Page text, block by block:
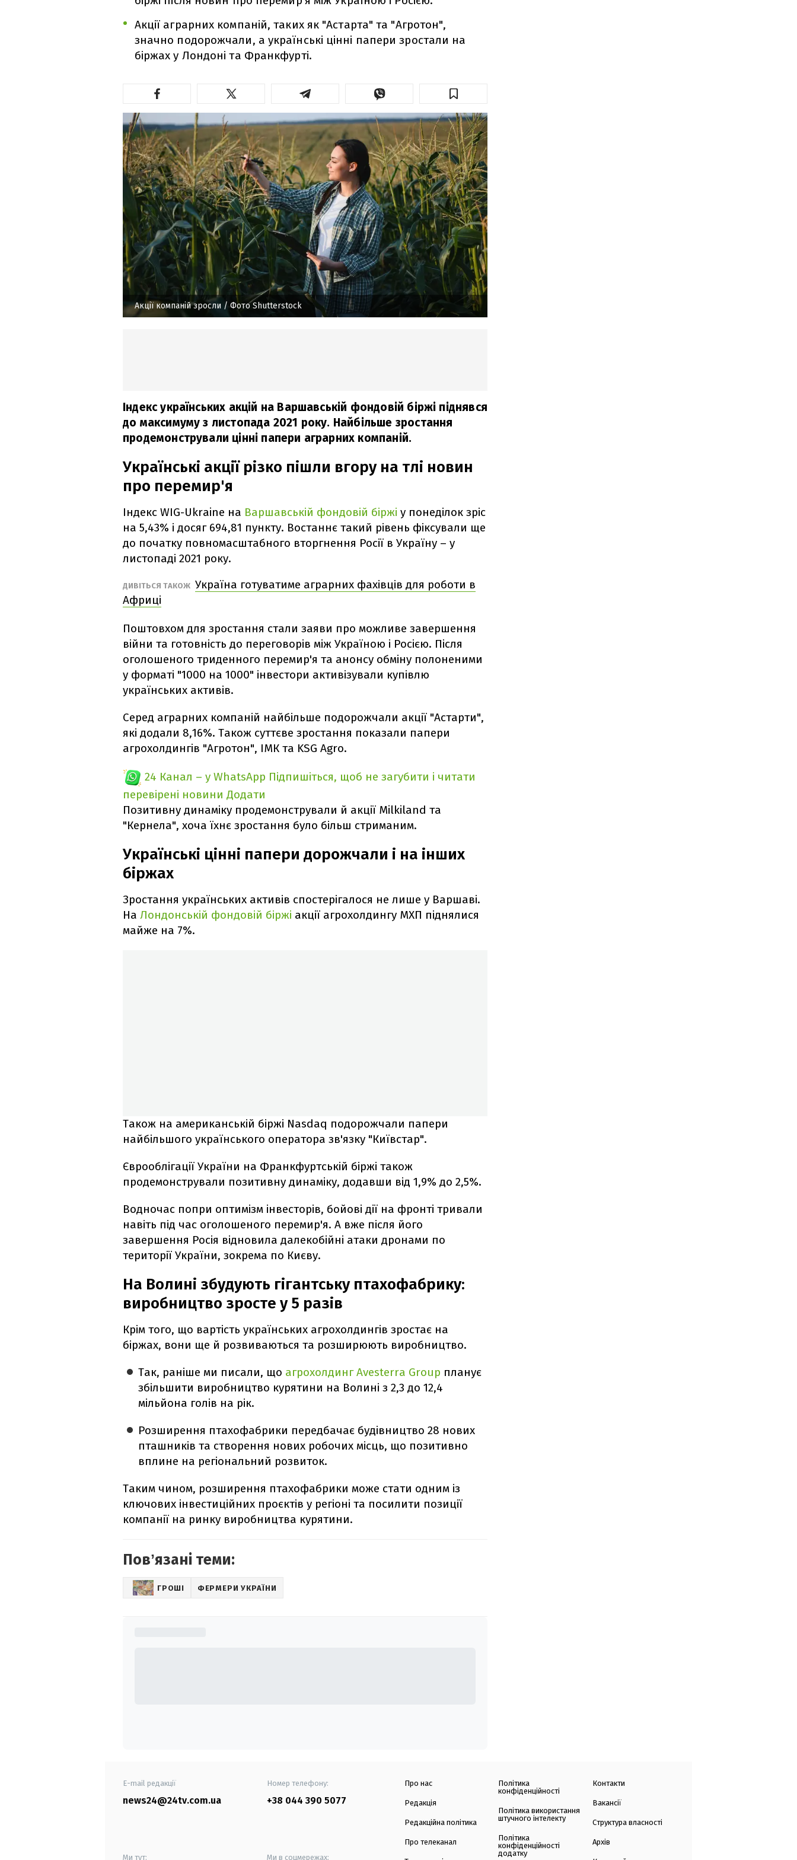
Акції аграрних компаній, таких як "Астарта" та "Агротон",
значно подорожчали, а українські цінні папери зростали на
біржах у Лондоні та Франкфурті.
Акції компаній зросли / Фото Shutterstock
Індекс українських акцій на Варшавській фондовій біржі піднявся
до максимуму з листопада 2021 року. Найбільше зростання
продемонстрували цінні папери аграрних компаній.
Українські акції різко пішли вгору на тлі новин
про перемир'я
Індекс WIG-Ukraine на Варшавській фондовій біржі у понеділок зріс
на 5,43% і досяг 694,81 пункту. Востаннє такий рівень фіксували ще
до початку повномасштабного вторгнення Росії в Україну – у
листопаді 2021 року.
ДИВІТЬСЯ ТАКОЖ Україна готуватиме аграрних фахівців для роботи в
Африці
Поштовхом для зростання стали заяви про можливе завершення
війни та готовність до переговорів між Україною і Росією. Після
оголошеного триденного перемир'я та анонсу обміну полоненими
у форматі "1000 на 1000" інвестори активізували купівлю
українських активів.
Серед аграрних компаній найбільше подорожчали акції "Астарти",
які додали 8,16%. Також суттєве зростання показали папери
агрохолдингів "Агротон", ІМК та KSG Agro.
24 Канал – у WhatsApp Підпишіться, щоб не загубити і читати
перевірені новини Додати
Позитивну динаміку продемонстрували й акції Milkiland та
"Кернела", хоча їхнє зростання було більш стриманим.
Українські цінні папери дорожчали і на інших
біржах
Зростання українських активів спостерігалося не лише у Варшаві.
На Лондонській фондовій біржі акції агрохолдингу МХП піднялися
майже на 7%.
Також на американській біржі Nasdaq подорожчали папери
найбільшого українського оператора зв'язку "Київстар".
Єврооблігації України на Франкфуртській біржі також
продемонстрували позитивну динаміку, додавши від 1,9% до 2,5%.
Водночас попри оптимізм інвесторів, бойові дії на фронті тривали
навіть під час оголошеного перемир'я. А вже після його
завершення Росія відновила далекобійні атаки дронами по
території України, зокрема по Києву.
На Волині збудують гігантську птахофабрику:
виробництво зросте у 5 разів
Крім того, що вартість українських агрохолдингів зростає на
біржах, вони ще й розвиваються та розширюють виробництво.
Так, раніше ми писали, що агрохолдинг Avesterra Group планує
збільшити виробництво курятини на Волині з 2,3 до 12,4
мільйона голів на рік.
Розширення птахофабрики передбачає будівництво 28 нових
пташників та створення нових робочих місць, що позитивно
вплине на регіональний розвиток.
Таким чином, розширення птахофабрики може стати одним із
ключових інвестиційних проєктів у регіоні та посилити позиції
компанії на ринку виробництва курятини.
Повʼязані теми:
ГРОШІ ФЕРМЕРИ УКРАЇНИ
E-mail редакції
news24@24tv.com.ua
Номер телефону:
+38 044 390 5077
Ми тут: Ми в соцмережах:
Про нас
Редакція
Редакційна політика
Про телеканал
Політика
конфіденційності
Політика використання
штучного інтелекту
Політика
конфіденційності
додатку
Контакти
Вакансії
Структура власності
Архів